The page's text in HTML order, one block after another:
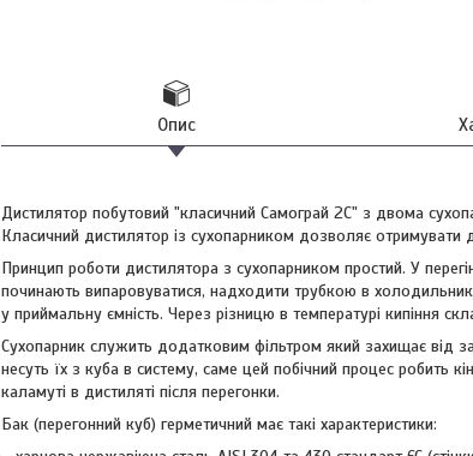
Опис
Дистилятор побутовий "класичний Самограй 2С" з двома
Класичний дистилятор із сухопарником дозволяє отримувати
Принцип роботи дистилятора з сухопарником простий. У
починають випаровуватися, надходити трубкою в
у приймальну ємність. Через різницю в температурі кипіння
Сухопарник служить додатковим фільтром який захищає від
несуть їх з куба в систему, саме цей побічний процес робить
каламуті в дистиляті після перегонки.
Бак (перегонний куб) герметичний має такі характеристики: